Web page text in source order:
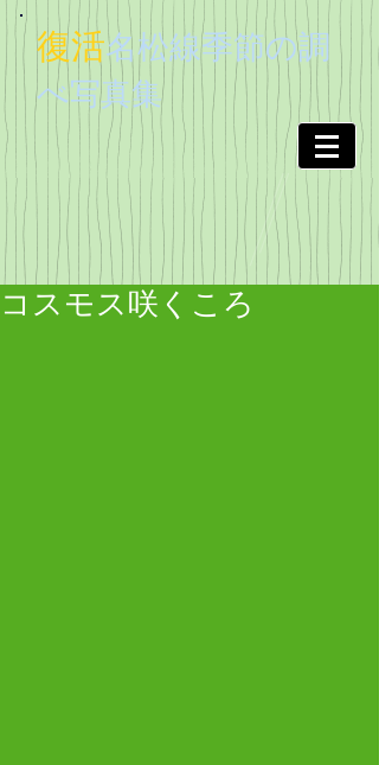
復活名松線季節の調
べ写真集
コスモス咲くころ